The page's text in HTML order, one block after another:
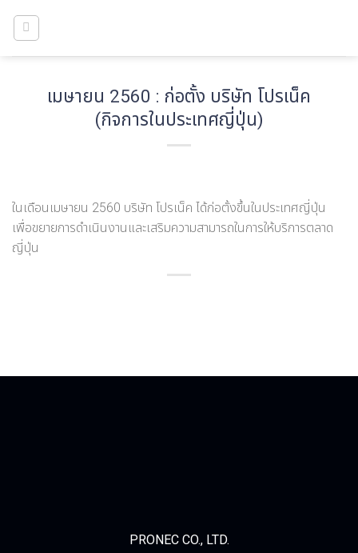
เมษายน 2560 : ก่อตั้ง บริษัท โปรเน็ค
(กิจการในประเทศญี่ปุ่น)
ในเดือนเมษายน 2560 บริษัท โปรเน็ค ได้ก่อตั้งขึ้นในประเทศญี่ปุ่น
เพื่อขยายการดำเนินงานและเสริมความสามารถในการให้บริการตลาด
ญี่ปุ่น
PRONEC CO., LTD.